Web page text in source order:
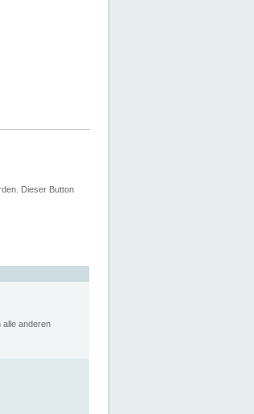
Dieser Button
alle anderen